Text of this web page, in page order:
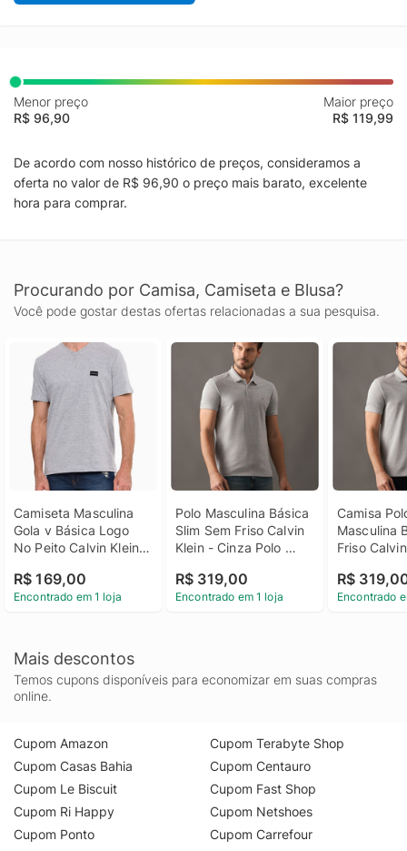
Menor preço
R$ 96,90
Maior preço
R$ 119,99
De acordo com nosso histórico de preços, consideramos a
oferta no valor de R$ 96,90 o preço mais barato, excelente
hora para comprar.
Procurando por Camisa, Camiseta e Blusa?
Você pode gostar destas ofertas relacionadas a sua pesquisa.
Camiseta Masculina
Gola v Básica Logo
No Peito Calvin Klein
Camiseta Masculina
Gola v Básica Logo
R$ 169,00
Encontrado em 1 loja
Polo Masculina Básica
Slim Sem Friso Calvin
Klein - Cinza Polo
Sem Friso Calvin Klein
Cinza m
R$ 319,00
Encontrado em 1 loja
Camisa
Masculina
Friso
Masculina
Friso
R$
Encontrado
Mais descontos
Temos cupons disponíveis para economizar em suas compras
online.
Cupom Amazon
Cupom Casas Bahia
Cupom Le Biscuit
Cupom Ri Happy
Cupom Ponto
Cupom Terabyte Shop
Cupom Centauro
Cupom Fast Shop
Cupom Netshoes
Cupom Carrefour